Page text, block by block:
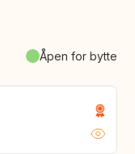
Åpen for bytte